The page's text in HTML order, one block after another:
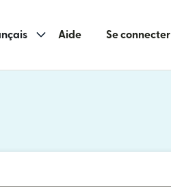
Aide Se connecter
une nouvelle fenêtre)